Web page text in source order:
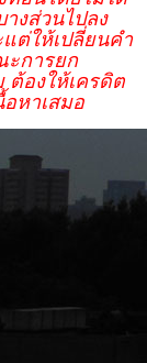
งส่วนไปลง
ต่ให้เปลี่ยนคำ
ะการยก
องให้เครดิต
หาเสมอ